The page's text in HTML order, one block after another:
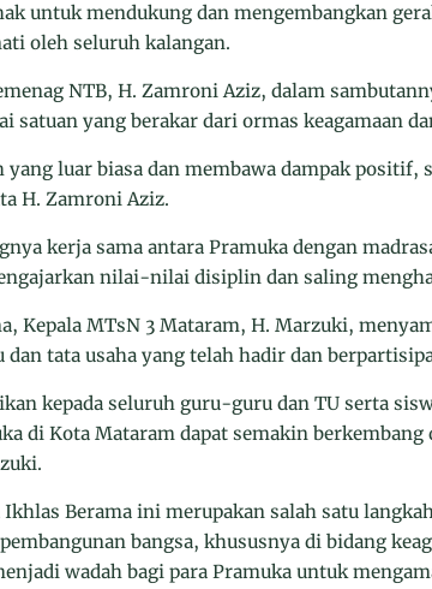
untuk mendukung dan mengembangkan
oleh seluruh kalangan.
NTB, H. Zamroni Aziz, dalam
satuan yang berakar dari ormas keagamaan
luar biasa dan membawa dampak positif,
H. Zamroni Aziz.
kerja sama antara Pramuka dengan
nilai-nilai disiplin dan saling
Kepala MTsN 3 Mataram, H. Marzuki,
dan tata usaha yang telah hadir dan
kepada seluruh guru-guru dan TU serta
di Kota Mataram dapat semakin
Ikhlas Berama ini merupakan salah satu
bangsa, khususnya di bidang
wadah bagi para Pramuka untuk